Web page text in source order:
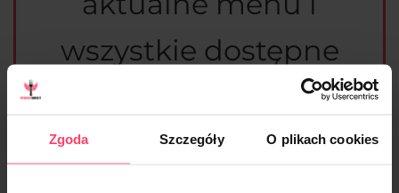
Zgoda Szczegóły O plikach cookies
wszystkie dostępne